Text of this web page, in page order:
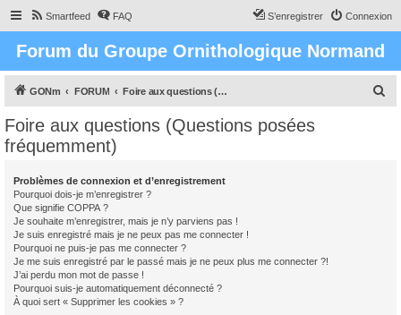
Smartfeed FAQ Connexion
S’enregistrer
Forum du Groupe Ornithologique Normand
GONm FORUM Foire aux questions (Questions posées fréquemment)
Foire aux questions (Questions posées
fréquemment)
Problèmes de connexion et d’enregistrement
Pourquoi dois-je m’enregistrer ?
Que signifie COPPA ?
Je souhaite m’enregistrer, mais je n’y parviens pas !
Je suis enregistré mais je ne peux pas me connecter !
Pourquoi ne puis-je pas me connecter ?
Je me suis enregistré par le passé mais je ne peux plus me connecter ?!
J’ai perdu mon mot de passe !
Pourquoi suis-je automatiquement déconnecté ?
À quoi sert « Supprimer les cookies » ?